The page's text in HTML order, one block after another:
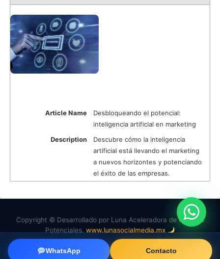
WhatsApp Contacto
Article Name
Desbloqueando el potencial:
inteligencia artificial en marketing
Description
Descubre cómo la inteligencia
artificial está llevando el marketing
a nuevos horizontes y potenciando
el éxito de las empresas.
Copyright © Desarrollado por Luna Aceleradora de Clientes
Potenciales. www.lunasocialmedia.mx
in